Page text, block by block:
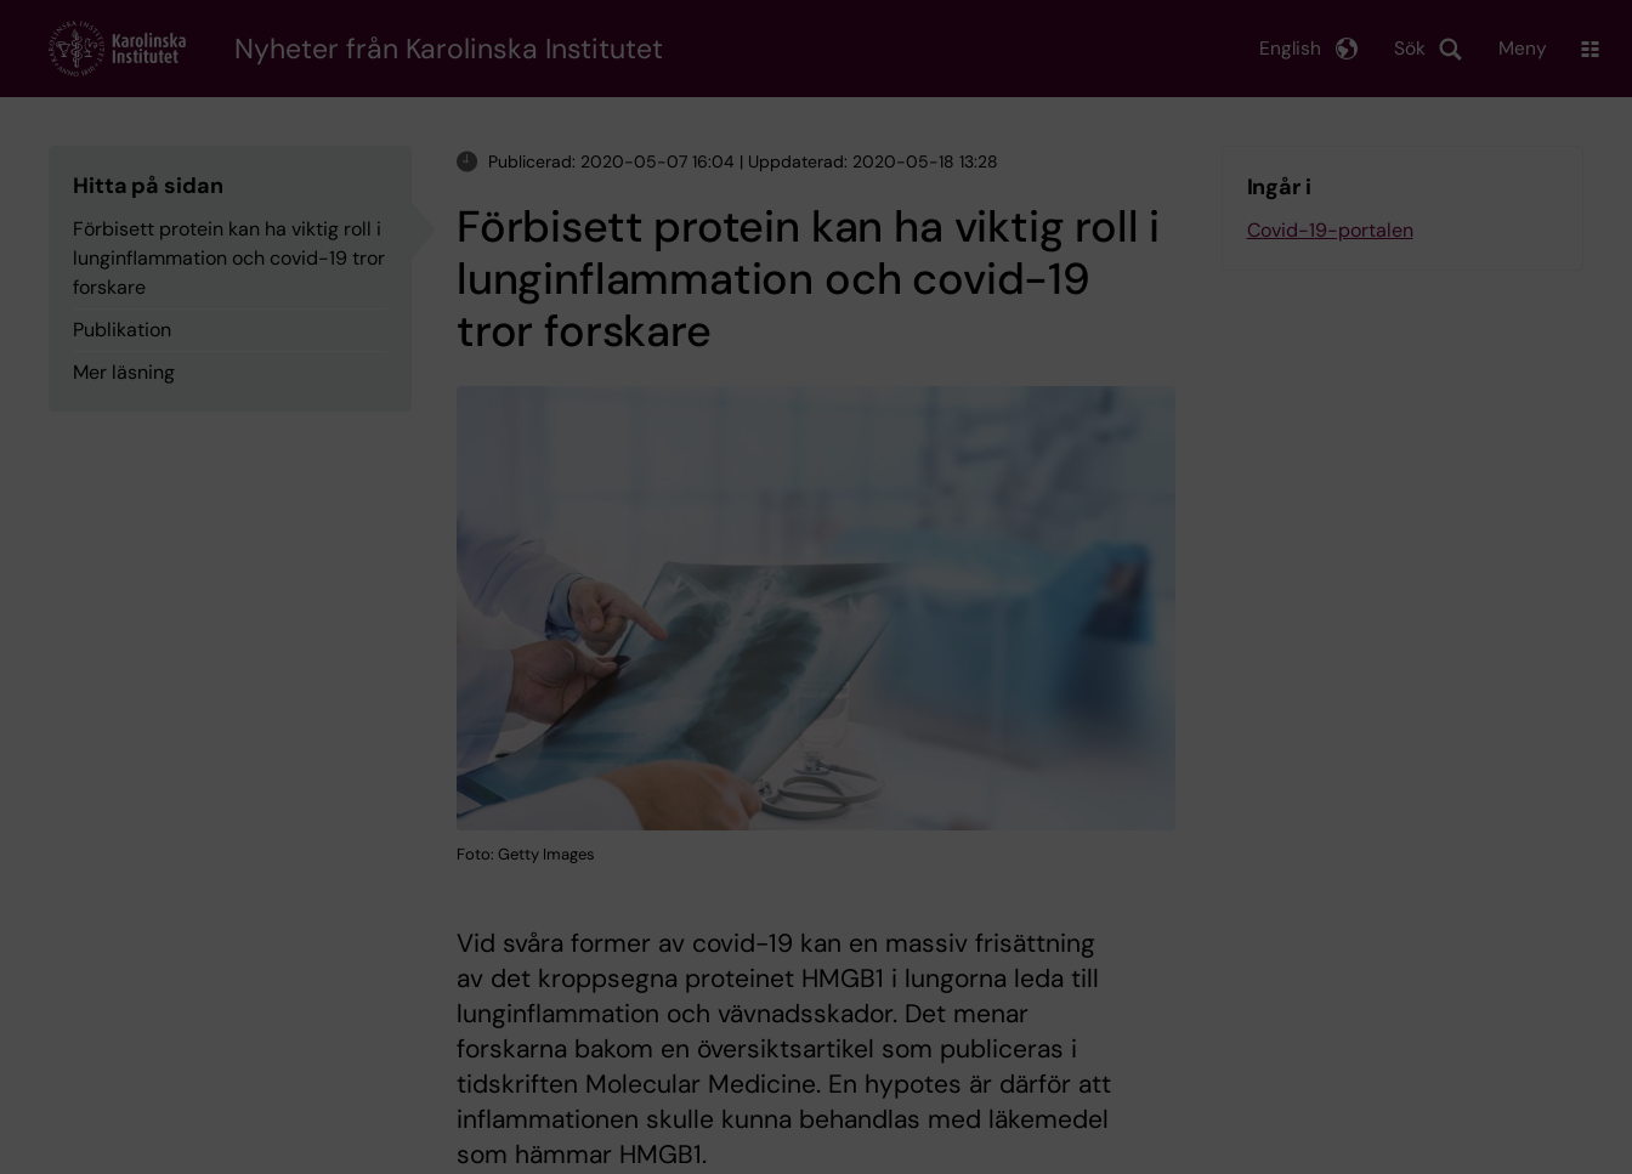
content
Nyheter från Karolinska Institutet Sök
English Meny
Hitta på sidan
Förbisett protein kan ha viktig roll i
lunginflammation och covid-19 tror
forskare
Publikation
Mer läsning
Publicerad: 2020-05-07 16:04 | Uppdaterad: 2020-05-18 13:28
Förbisett protein kan ha viktig roll i
lunginflammation och covid-19
tror forskare
Foto: Getty Images
Vid svåra former av covid-19 kan en massiv frisättning
av det kroppsegna proteinet HMGB1 i lungorna leda till
lunginflammation och vävnadsskador. Det menar
forskarna bakom en översiktsartikel som publiceras i
tidskriften Molecular Medicine. En hypotes är därför att
inflammationen skulle kunna behandlas med läkemedel
som hämmar HMGB1.
Ingår i
Covid-19-portalen